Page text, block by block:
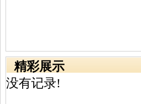
精彩展示
没有记录!